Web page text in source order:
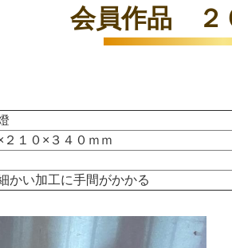
会員作品 ２
２１０×３４０ｍｍ
かい加工に手間がかかる